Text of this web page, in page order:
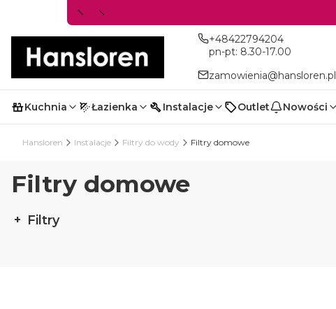
+48422794204
pn-pt: 8.30-17.00
zamowienia@hansloren.pl
Kuchnia Łazienka Instalacje Outlet Nowości
Hansloren Instalacje Filtry do wody Filtry domowe
Filtry domowe
Filtry